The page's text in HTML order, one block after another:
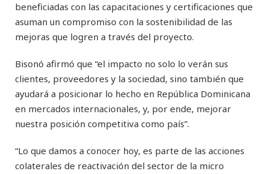
beneficiadas con las capacitaciones y certificaciones que
asuman un compromiso con la sostenibilidad de las
mejoras que logren a través del proyecto.
Bisonó afirmó que “el impacto no solo lo verán sus
clientes, proveedores y la sociedad, sino también que
ayudará a posicionar lo hecho en República Dominicana
en mercados internacionales, y, por ende, mejorar
nuestra posición competitiva como país”.
“Lo que damos a conocer hoy, es parte de las acciones
colaterales de reactivación del sector de la micro